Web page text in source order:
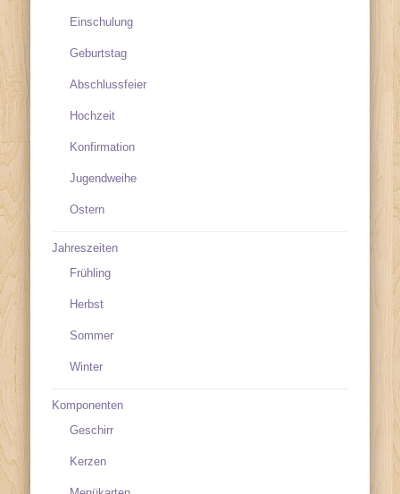
Einschulung
Geburtstag
Abschlussfeier
Hochzeit
Konfirmation
Jugendweihe
Ostern
Jahreszeiten
Frühling
Herbst
Sommer
Winter
Komponenten
Geschirr
Kerzen